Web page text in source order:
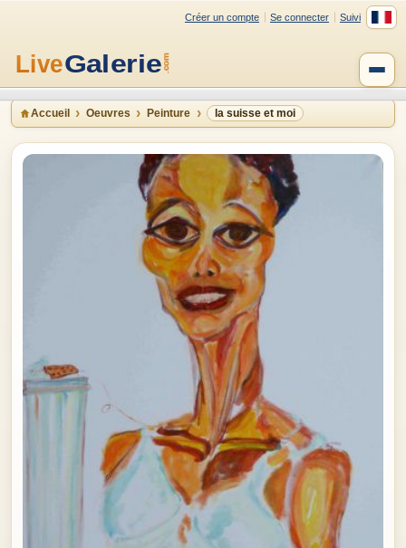
Créer un compte Se connecter Suivi
Accueil Oeuvres Peinture la suisse et moi